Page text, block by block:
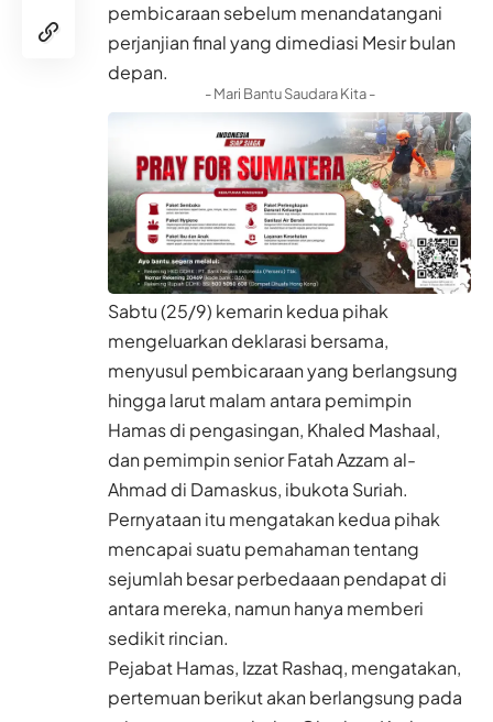
pembicaraan sebelum menandatangani
perjanjian final yang dimediasi Mesir bulan
depan.
- Mari Bantu Saudara Kita -
Sabtu (25/9) kemarin kedua pihak
mengeluarkan deklarasi bersama,
menyusul pembicaraan yang berlangsung
hingga larut malam antara pemimpin
Hamas di pengasingan, Khaled Mashaal,
dan pemimpin senior Fatah Azzam al-
Ahmad di Damaskus, ibukota Suriah.
Pernyataan itu mengatakan kedua pihak
mencapai suatu pemahaman tentang
sejumlah besar perbedaaan pendapat di
antara mereka, namun hanya memberi
sedikit rincian.
Pejabat Hamas, Izzat Rashaq, mengatakan,
pertemuan berikut akan berlangsung pada